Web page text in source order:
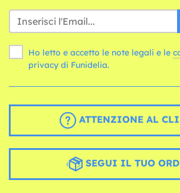
Ho letto e accetto le note legali e le
privacy di Funidelia.
ATTENZIONE AL
SEGUI IL TUO